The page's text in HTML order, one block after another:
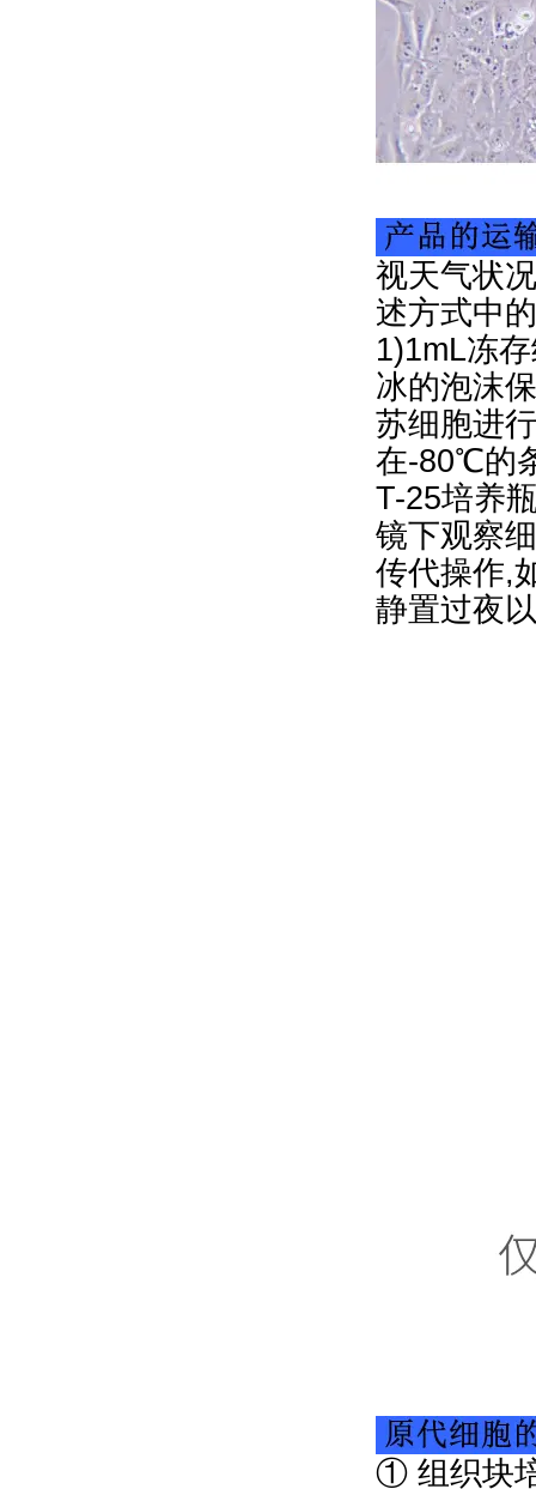
视天气状
述方式中
1)1mL冻
冰的泡沫
苏细胞进
在-80℃的
T-25培养
镜下观察
传代操作,
静置过夜
① 组织块